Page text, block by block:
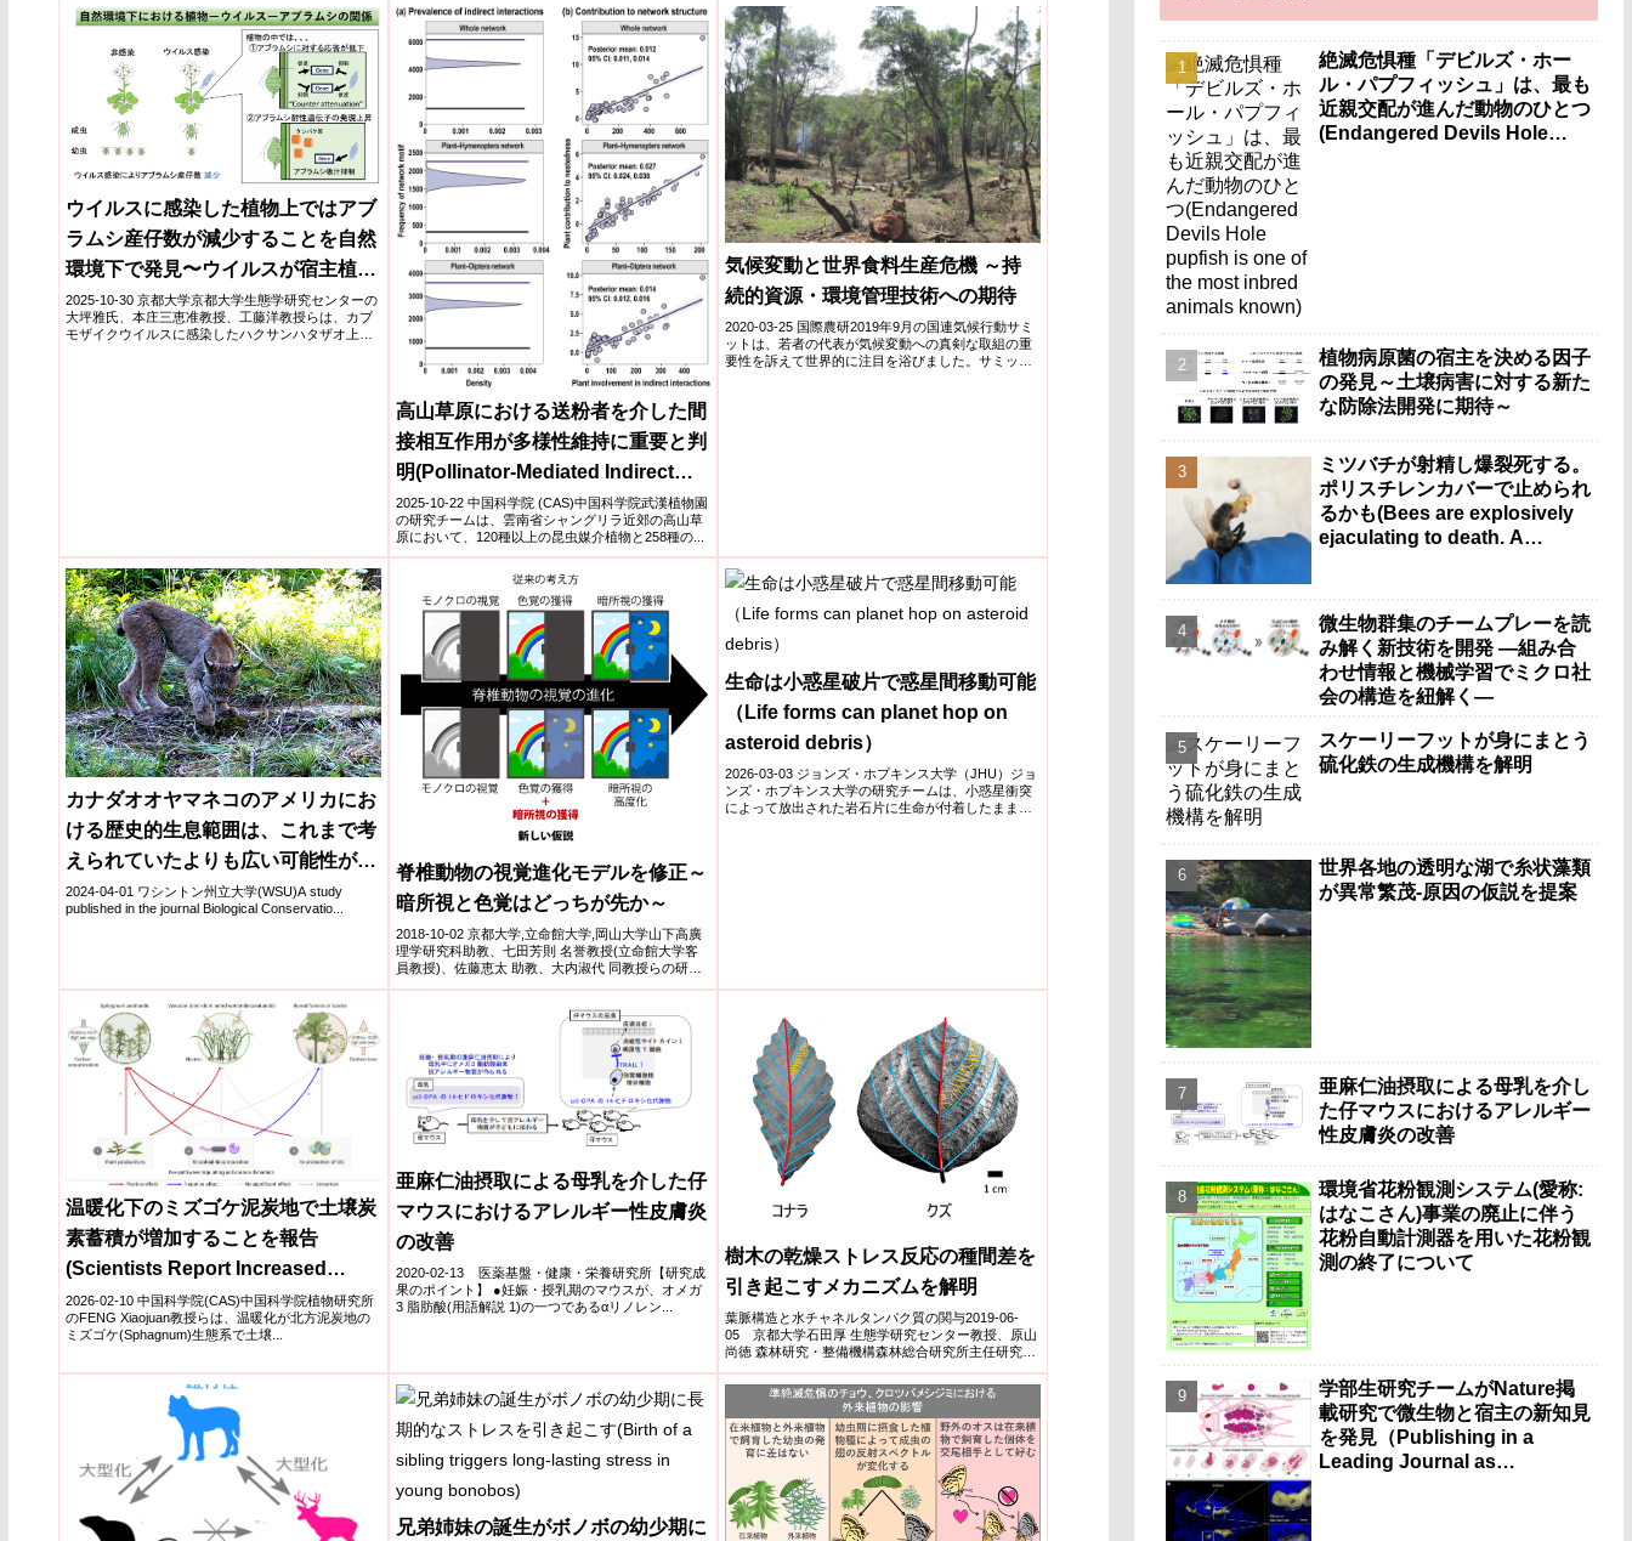
ウイルスに感染した植物上ではアブ
ラムシ産仔数が減少することを自然
環境下で発見〜ウイルスが宿主植物
の遺伝子発現を変化させ昆虫被害を
軽減〜
2025-10-30 京都大学京都大学生態学研究センターの
大坪雅氏、本庄三恵准教授、工藤洋教授らは、カブ
モザイクウイルスに感染したハクサンハタザオ上で
高山草原における送粉者を介した間
接相互作用が多様性維持に重要と判
明(Pollinator-Mediated Indirect
Interactions Key to High
Biodiversity in Hengduan Alpine
Meadows)
2025-10-22 中国科学院 (CAS)中国科学院武漢植物園
の研究チームは、雲南省シャングリラ近郊の高山草
原において、120種以上の昆虫媒介植物と258種の...
気候変動と世界食料生産危機 ～持
続的資源・環境管理技術への期待
2020-03-25 国際農研2019年9月の国連気候行動サミ
ットは、若者の代表が気候変動への真剣な取組の重
要性を訴えて世界的に注目を浴びました。サミット
カナダオオヤマネコのアメリカにお
ける歴史的生息範囲は、これまで考
えられていたよりも広い可能性が高
い(Canada lynx historic range in
US likely wider than previously
2024-04-01 ワシントン州立大学(WSU)A study
published in the journal Biological Conservatio...
脊椎動物の視覚進化モデルを修正～
暗所視と色覚はどっちが先か～
2018-10-02 京都大学,立命館大学,岡山大学山下高廣
理学研究科助教、七田芳則 名誉教授(立命館大学客
員教授)、佐藤恵太 助教、大内淑代 同教授らの研
生命は小惑星破片で惑星間移動可能
（Life forms can planet hop on
asteroid debris）
2026-03-03 ジョンズ・ホプキンス大学（JHU）ジョ
ンズ・ホプキンス大学の研究チームは、小惑星衝突
によって放出された岩石片に生命が付着したまま宇
温暖化下のミズゴケ泥炭地で土壌炭
素蓄積が増加することを報告
(Scientists Report Increased
Rather Than Decreased Soil
Carbon Accumulation in Boreal
2026-02-10 中国科学院(CAS)中国科学院植物研究所
のFENG Xiaojuan教授らは、温暖化が北方泥炭地の
ミズゴケ(Sphagnum)生態系で土壌...
亜麻仁油摂取による母乳を介した仔
マウスにおけるアレルギー性皮膚炎
の改善
2020-02-13 医薬基盤・健康・栄養研究所【研究成
果のポイント】 ●妊娠・授乳期のマウスが、オメガ
3 脂肪酸(用語解説 1)の一つであるαリノレン...
樹木の乾燥ストレス反応の種間差を
引き起こすメカニズムを解明
葉脈構造と水チャネルタンパク質の関与2019-06-
05 京都大学石田厚 生態学研究センター教授、原山
尚徳 森林研究・整備機構森林総合研究所主任研究
兄弟姉妹の誕生がボノボの幼少期に
絶滅危惧種「デビルズ・ホー
ル・パプフィッシュ」は、最も
近親交配が進んだ動物のひとつ
(Endangered Devils Hole
植物病原菌の宿主を決める因子
の発見～土壌病害に対する新た
な防除法開発に期待～
ミツバチが射精し爆裂死する。
ポリスチレンカバーで止められ
るかも(Bees are explosively
ejaculating to death. A
微生物群集のチームプレーを読
み解く新技術を開発 ―組み合
わせ情報と機械学習でミクロ社
会の構造を紐解く―
スケーリーフットが身にまとう
硫化鉄の生成機構を解明
世界各地の透明な湖で糸状藻類
が異常繁茂-原因の仮説を提案
亜麻仁油摂取による母乳を介し
た仔マウスにおけるアレルギー
性皮膚炎の改善
環境省花粉観測システム(愛称:
はなこさん)事業の廃止に伴う
花粉自動計測器を用いた花粉観
測の終了について
学部生研究チームがNature掲
載研究で微生物と宿主の新知見
を発見（Publishing in a
Leading Journal as